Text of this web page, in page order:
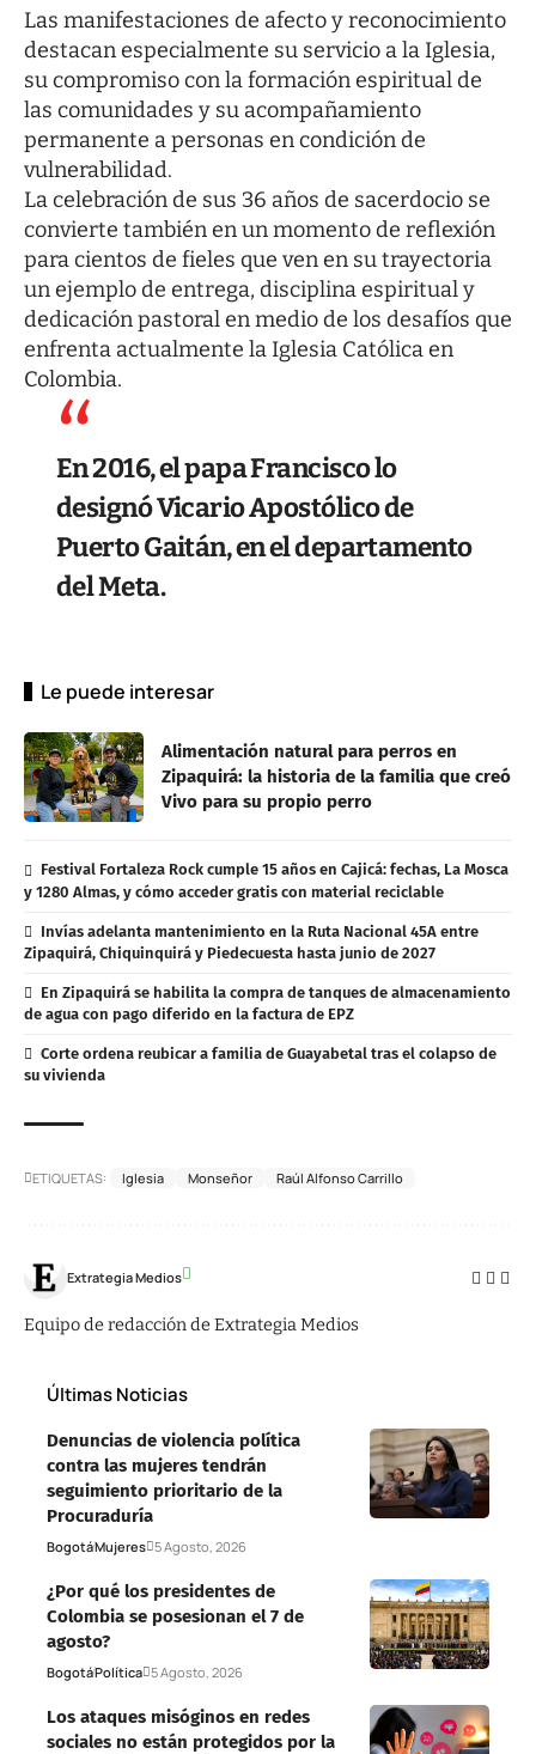
Las manifestaciones de afecto y reconocimiento
destacan especialmente su servicio a la Iglesia,
su compromiso con la formación espiritual de
las comunidades y su acompañamiento
permanente a personas en condición de
vulnerabilidad.
La celebración de sus 36 años de sacerdocio se
convierte también en un momento de reflexión
para cientos de fieles que ven en su trayectoria
un ejemplo de entrega, disciplina espiritual y
dedicación pastoral en medio de los desafíos que
enfrenta actualmente la Iglesia Católica en
Colombia.
En 2016, el papa Francisco lo
designó Vicario Apostólico de
Puerto Gaitán, en el departamento
del Meta.
Le puede interesar
Alimentación natural para perros en
Zipaquirá: la historia de la familia que creó
Vivo para su propio perro
Festival Fortaleza Rock cumple 15 años en Cajicá: fechas, La Mosca
y 1280 Almas, y cómo acceder gratis con material reciclable
Invías adelanta mantenimiento en la Ruta Nacional 45A entre
Zipaquirá, Chiquinquirá y Piedecuesta hasta junio de 2027
En Zipaquirá se habilita la compra de tanques de almacenamiento
de agua con pago diferido en la factura de EPZ
Corte ordena reubicar a familia de Guayabetal tras el colapso de
su vivienda
ETIQUETAS: Iglesia Monseñor Raúl Alfonso Carrillo
Extrategia Medios
Equipo de redacción de Extrategia Medios
Últimas Noticias
Denuncias de violencia política
contra las mujeres tendrán
seguimiento prioritario de la
Procuraduría
BogotáMujeres 5 Agosto, 2026
¿Por qué los presidentes de
Colombia se posesionan el 7 de
agosto?
BogotáPolítica 5 Agosto, 2026
Los ataques misóginos en redes
sociales no están protegidos por la